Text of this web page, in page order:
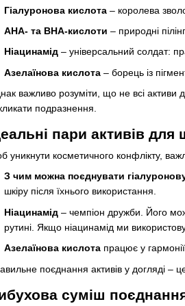
Гіалуронова кислота – королева
АНА- та ВНА-кислоти – природні
Ніацинамід – універсальний солдат:
Азелаїнова кислота – борець із
важливо розуміти, що не всі активи
подразнення.
пари активів
уникнути косметичного конфлікту,
З чим можна поєднувати
шкіру після їхнього використання.
Ніацинамід – чемпіон дружби. Його
рутині. Якщо ніацинамід ми
Азелаїнова кислота працює у
поєднання активів у догляді –
суміш